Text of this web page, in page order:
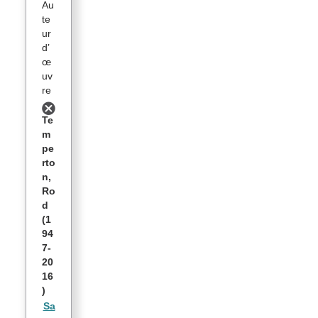
Au
te
ur
d’
œ
uv
re
Te
m
pe
rto
n,
Ro
d
(1
94
7-
20
16
)
Sa